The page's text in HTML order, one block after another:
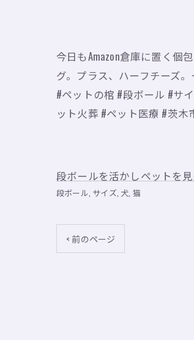
今日もAmazon倉庫に置く個
グ。プラス、ハーフチーズ。
#ペットの棺 #段ボール #サ
ット火葬 #ペット医療 #茨木
段ボールを活かしペットを見
段ボール サイズ 犬 猫
< 前のページ